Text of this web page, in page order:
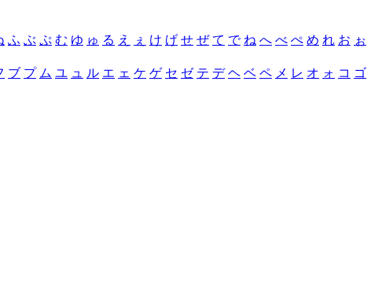
ふ ぶ ぷ む ゆ ゅ る え ぇ け げ せ ぜ て で ね へ べ ぺ め れ お ぉ
ブ プ ム ユ ュ ル エ ェ ケ ゲ セ ゼ テ デ ヘ ベ ペ メ レ オ ォ コ ゴ